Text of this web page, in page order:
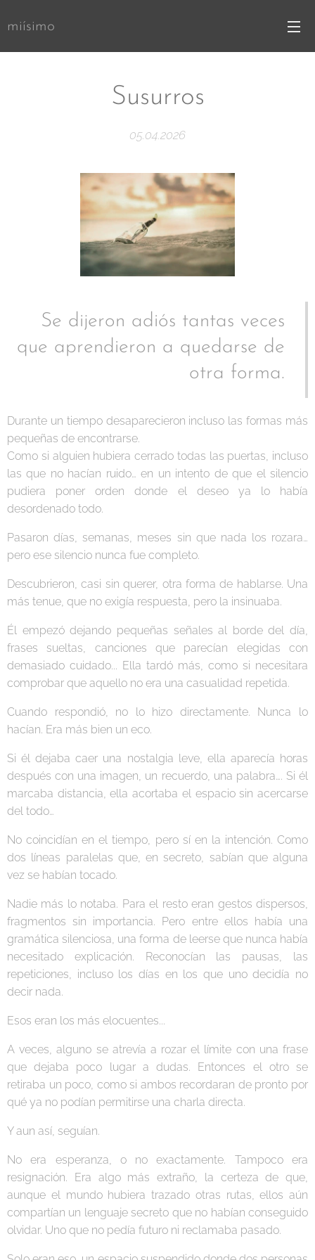
miísimo
Susurros
05.04.2026
Se dijeron adiós tantas veces
que aprendieron a quedarse de
otra forma.
Durante un tiempo desaparecieron incluso las formas más
pequeñas de encontrarse.
Como si alguien hubiera cerrado todas las puertas, incluso
las que no hacían ruido… en un intento de que el silencio
pudiera poner orden donde el deseo ya lo había
desordenado todo.
Pasaron días, semanas, meses sin que nada los rozara…
pero ese silencio nunca fue completo.
Descubrieron, casi sin querer, otra forma de hablarse. Una
más tenue, que no exigía respuesta, pero la insinuaba.
Él empezó dejando pequeñas señales al borde del día,
frases sueltas, canciones que parecían elegidas con
demasiado cuidado... Ella tardó más, como si necesitara
comprobar que aquello no era una casualidad repetida.
Cuando respondió, no lo hizo directamente. Nunca lo
hacían. Era más bien un eco.
Si él dejaba caer una nostalgia leve, ella aparecía horas
después con una imagen, un recuerdo, una palabra…. Si él
marcaba distancia, ella acortaba el espacio sin acercarse
del todo…
No coincidían en el tiempo, pero sí en la intención. Como
dos líneas paralelas que, en secreto, sabían que alguna
vez se habían tocado.
Nadie más lo notaba. Para el resto eran gestos dispersos,
fragmentos sin importancia. Pero entre ellos había una
gramática silenciosa, una forma de leerse que nunca había
necesitado explicación. Reconocían las pausas, las
repeticiones, incluso los días en los que uno decidía no
decir nada.
Esos eran los más elocuentes...
A veces, alguno se atrevía a rozar el límite con una frase
que dejaba poco lugar a dudas. Entonces el otro se
retiraba un poco, como si ambos recordaran de pronto por
qué ya no podían permitirse una charla directa.
Y aun así, seguían.
No era esperanza, o no exactamente. Tampoco era
resignación. Era algo más extraño, la certeza de que,
aunque el mundo hubiera trazado otras rutas, ellos aún
compartían un lenguaje secreto que no habían conseguido
olvidar. Uno que no pedía futuro ni reclamaba pasado.